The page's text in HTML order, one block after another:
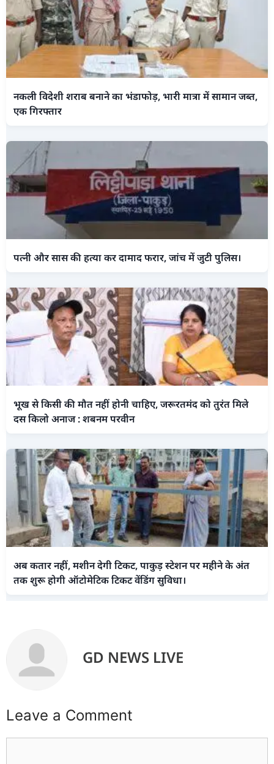
नकली विदेशी शराब बनाने का भंडाफोड़, भारी मात्रा में सामान जब्त,
एक गिरफ्तार
पत्नी और सास की हत्या कर दामाद फरार, जांच में जुटी पुलिस।
भूख से किसी की मौत नहीं होनी चाहिए, जरूरतमंद को तुरंत मिले
दस किलो अनाज : शबनम परवीन
अब कतार नहीं, मशीन देगी टिकट, पाकुड़ स्टेशन पर महीने के अंत
तक शुरू होगी ऑटोमेटिक टिकट वेंडिंग सुविधा।
GD NEWS LIVE
Leave a Comment